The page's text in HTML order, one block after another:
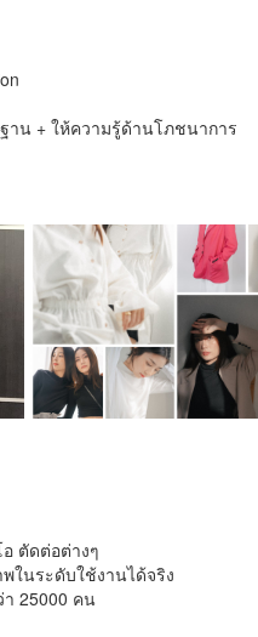
าน + ให้ความรู้ด้านโภชนาการ
ตัดต่อต่างๆ
ในระดับใช้งานได้จริง
25000 คน